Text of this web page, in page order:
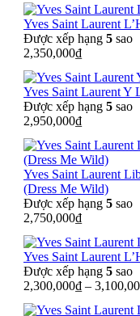
Yves Saint Laurent
Được xếp hạng 5 sao
2,350,000₫
Yves Saint Laurent Y
Được xếp hạng 5 sao
2,950,000₫
Yves Saint Laurent
(Dress Me Wild)
Được xếp hạng 5 sao
2,750,000₫
Yves Saint Laurent
Được xếp hạng 5 sao
2,300,000₫ –